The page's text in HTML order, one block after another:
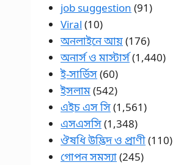
job suggestion (91)
Viral (10)
অনলাইনে আয়(176)
অনার্স ও মাস্টার্স(1,440)
ই-সার্ভিস(60)
ইসলাম(542)
এইচ এস সি(1,561)
এসএসসি(1,348)
ঔষধি উদ্ভিদ ও প্রাণী(110)
গোপন সমস্যা(245)